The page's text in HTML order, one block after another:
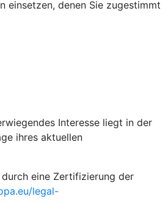
einsetzen, denen Sie zugestimmt
Interesse liegt in der
ihres aktuellen
durch eine Zertifizierung der
legal-